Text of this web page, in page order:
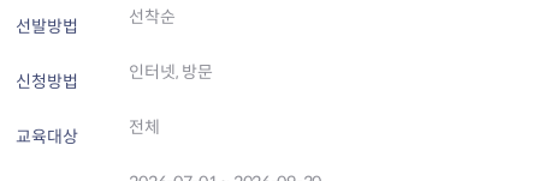
선발방법 선착순
신청방법 인터넷, 방문
교육대상 전체